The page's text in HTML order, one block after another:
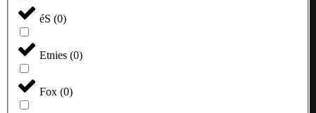
éS (0)
Etnies (0)
Fox (0)